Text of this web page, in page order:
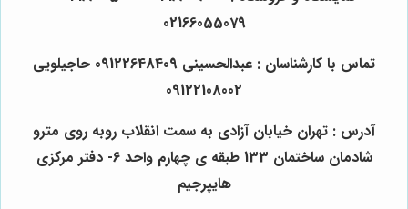
02166055079
تماس با کارشناسان : عبدالحسینی 09122648409 حاجیلویی
09122108002
آدرس : تهران خیابان آزادی به سمت انقلاب روبه روی مترو
شادمان ساختمان 133 طبقه ی چهارم واحد 6- دفتر مرکزی
هایپرجیم